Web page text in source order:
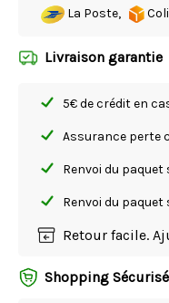
La Poste,
Livraison garantie
5€ de crédit en
Assurance perte
Renvoi du paquet
Renvoi du paquet
Retour facile.
Shopping Sécurisé